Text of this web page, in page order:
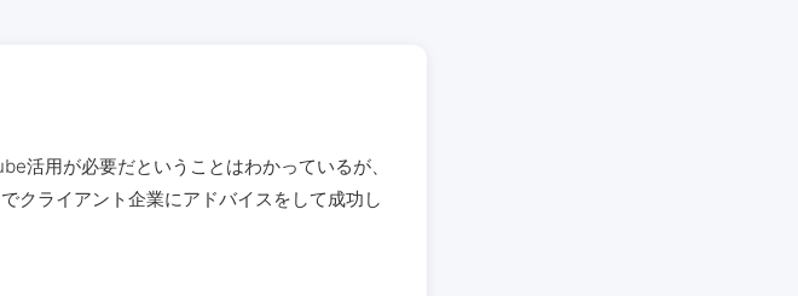
活用が必要だということはわかっているが、
クライアント企業にアドバイスをして成功し